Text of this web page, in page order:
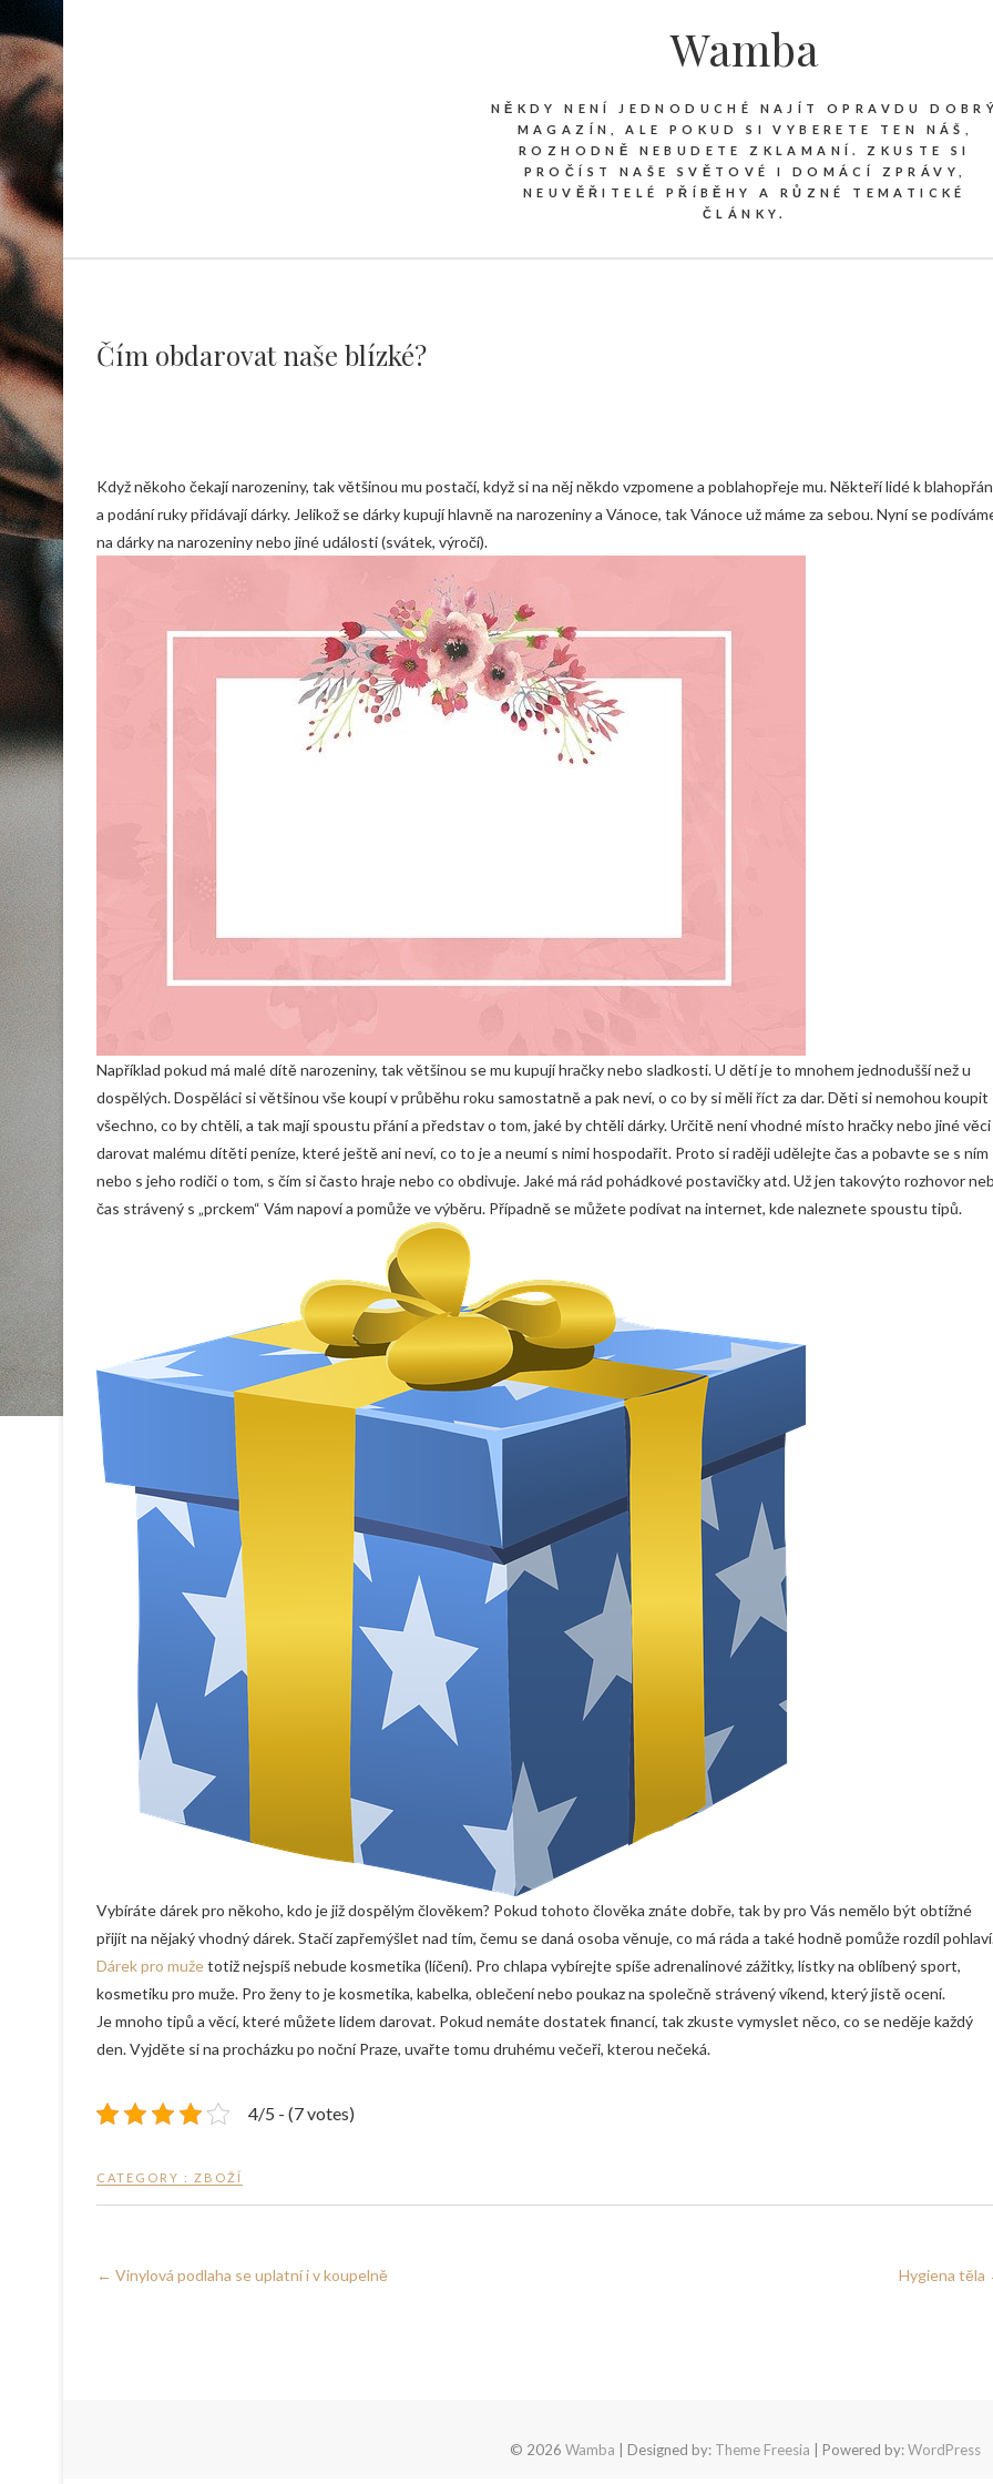
Wamba
NĚKDY NENÍ JEDNODUCHÉ NAJÍT OPRAVDU
MAGAZÍN, ALE POKUD SI VYBERETE TEN NÁŠ,
ROZHODNĚ NEBUDETE ZKLAMANÍ. ZKUSTE SI
PROČÍST NAŠE SVĚTOVÉ I DOMÁCÍ ZPRÁVY,
NEUVĚŘITELÉ PŘÍBĚHY A RŮZNÉ TEMATICKÉ
ČLÁNKY.
Čím obdarovat naše blízké?
Když někoho čekají narozeniny, tak většinou mu postačí, když si na něj někdo vzpomene a poblahopřeje mu. Někteří lidé k
a podání ruky přidávají dárky. Jelikož se dárky kupují hlavně na narozeniny a Vánoce, tak Vánoce už máme za sebou. Nyní se
na dárky na narozeniny nebo jiné události (svátek, výročí).
Například pokud má malé dítě narozeniny, tak většinou se mu kupují hračky nebo sladkosti. U dětí je to mnohem jednodušší než u
dospělých. Dospěláci si většinou vše koupí v průběhu roku samostatně a pak neví, o co by si měli říct za dar. Děti si nemohou koupit
všechno, co by chtěli, a tak mají spoustu přání a představ o tom, jaké by chtěli dárky. Určitě není vhodné místo hračky nebo jiné věci
darovat malému dítěti peníze, které ještě ani neví, co to je a neumí s nimi hospodařit. Proto si raději udělejte čas a pobavte se s ním
nebo s jeho rodiči o tom, s čím si často hraje nebo co obdivuje. Jaké má rád pohádkové postavičky atd. Už jen takovýto rozhovor
čas strávený s „prckem“ Vám napoví a pomůže ve výběru. Případně se můžete podívat na internet, kde naleznete spoustu tipů.
Vybíráte dárek pro někoho, kdo je již dospělým člověkem? Pokud tohoto člověka znáte dobře, tak by pro Vás nemělo být obtížné
přijít na nějaký vhodný dárek. Stačí zapřemýšlet nad tím, čemu se daná osoba věnuje, co má ráda a také hodně pomůže rozdíl
Dárek pro mužetotiž nejspíš nebude kosmetika (líčení). Pro chlapa vybírejte spíše adrenalinové zážitky, lístky na oblíbený sport,
kosmetiku pro muže. Pro ženy to je kosmetika, kabelka, oblečení nebo poukaz na společně strávený víkend, který jistě ocení.
Je mnoho tipů a věcí, které můžete lidem darovat. Pokud nemáte dostatek financí, tak zkuste vymyslet něco, co se neděje každý
den. Vyjděte si na procházku po noční Praze, uvařte tomu druhému večeři, kterou nečeká.
4/5 - (7 votes)
CATEGORY : ZBOŽÍ
← Vinylová podlaha se uplatní i v koupelně Hygiena těla
© 2026 Wamba | Designed by: Theme Freesia | Powered by:WordPress